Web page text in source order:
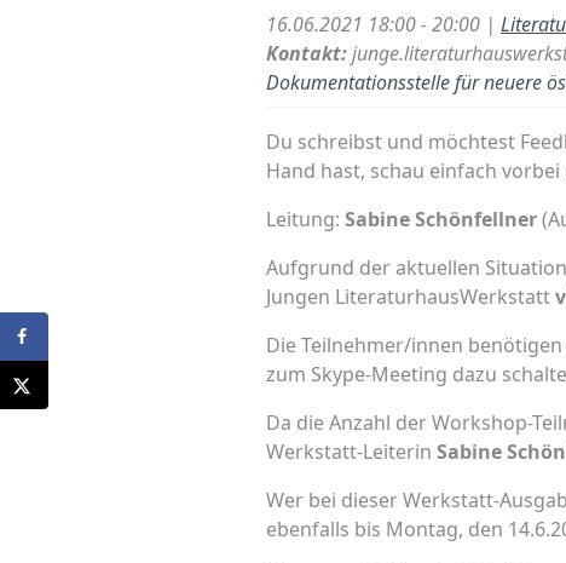
16.06.2021 18:00 - 20:00 |
Kontakt:
Dokumentationsstelle für neuere
Du schreibst und möchtest
Hand hast, schau einfach
Leitung: Sabine Schönfellner
Aufgrund der aktuellen
Jungen LiteraturhausWerkstatt
Die Teilnehmer/innen
zum Skype-Meeting dazu
Da die Anzahl der Workshop-
Werkstatt-Leiterin Sabine
Wer bei dieser Werkstatt-
ebenfalls bis Montag, den